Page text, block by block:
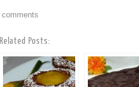
comments
Related Posts: